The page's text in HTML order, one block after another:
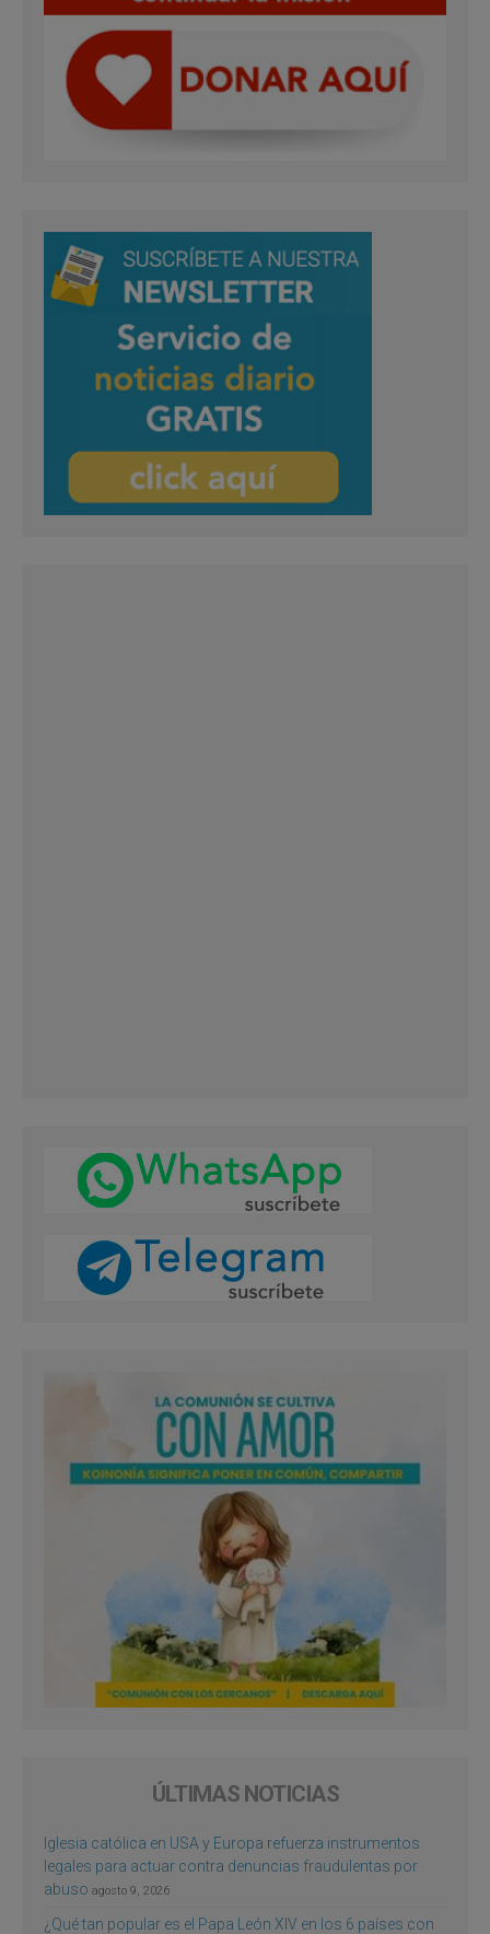
ÚLTIMAS NOTICIAS
Iglesia católica en USA y Europa refuerza instrumentos
legales para actuar contra denuncias fraudulentas por
abuso agosto 9, 2026
¿Qué tan popular es el Papa León XIV en los 6 países con